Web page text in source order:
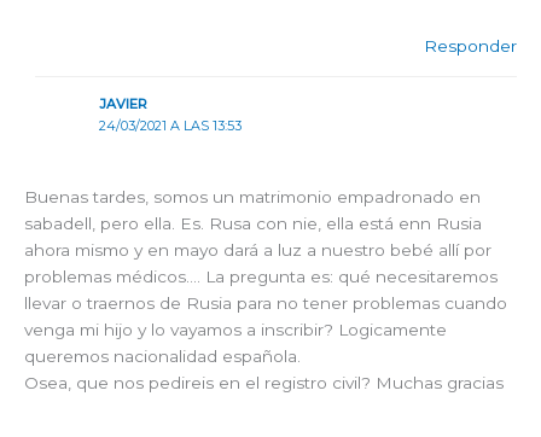
Responder
JAVIER
24/03/2021 A LAS 13:53
Buenas tardes, somos un matrimonio empadronado en
sabadell, pero ella. Es. Rusa con nie, ella está enn Rusia
ahora mismo y en mayo dará a luz a nuestro bebé allí por
problemas médicos…. La pregunta es: qué necesitaremos
llevar o traernos de Rusia para no tener problemas cuando
venga mi hijo y lo vayamos a inscribir? Logicamente
queremos nacionalidad española.
Osea, que nos pedireis en el registro civil? Muchas gracias